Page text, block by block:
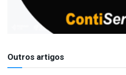
Outros artigos